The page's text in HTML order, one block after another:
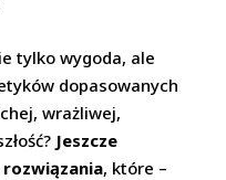
tylko wygoda, ale
dopasowanych
wrażliwej,
Jeszcze
, które –